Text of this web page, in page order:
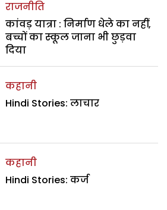
राजनीति
कांवड़ यात्रा : निर्माण धेले का नहीं,
बच्चों का स्कूल जाना भी छुड़वा
दिया
कहानी
Hindi Stories: लाचार
कहानी
Hindi Stories: कर्ज